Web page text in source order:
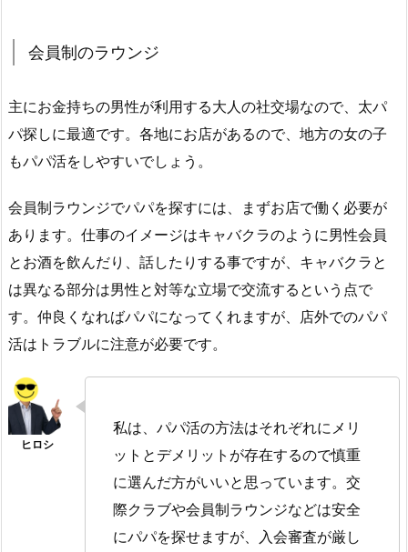
会員制のラウンジ
主にお金持ちの男性が利用する大人の社交場なので、太パ
パ探しに最適です。各地にお店があるので、地方の女の子
もパパ活をしやすいでしょう。
会員制ラウンジでパパを探すには、まずお店で働く必要が
あります。仕事のイメージはキャバクラのように男性会員
とお酒を飲んだり、話したりする事ですが、キャバクラと
は異なる部分は男性と対等な立場で交流するという点で
す。仲良くなればパパになってくれますが、店外でのパパ
活はトラブルに注意が必要です。
私は、パパ活の方法はそれぞれにメリ
ットとデメリットが存在するので慎重
に選んだ方がいいと思っています。交
際クラブや会員制ラウンジなどは安全
にパパを探せますが、入会審査が厳し